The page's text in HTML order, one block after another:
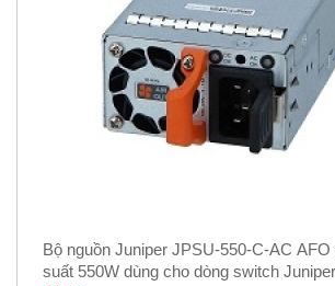
Bộ nguồn Juniper JPSU-550-C-AC
suất 550W dùng cho dòng switch